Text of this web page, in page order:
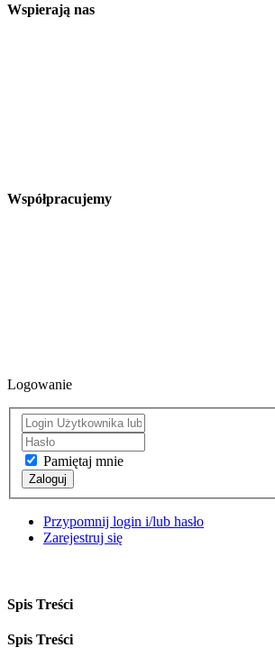
Wspierają nas
Współpracujemy
Logowanie
Pamiętaj mnie
Zaloguj
Przypomnij login i/lub hasło
Zarejestruj się
Spis Treści
Spis Treści